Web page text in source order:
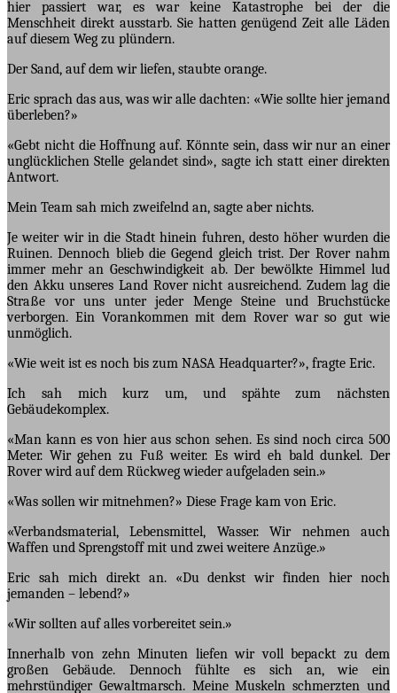
hier passiert war, es war keine Katastrophe bei der die
Menschheit direkt ausstarb. Sie hatten genügend Zeit alle Läden
auf diesem Weg zu plündern.
Der Sand, auf dem wir liefen, staubte orange.
Eric sprach das aus, was wir alle dachten: «Wie sollte hier jemand
überleben?»
«Gebt nicht die Hoffnung auf. Könnte sein, dass wir nur an einer
unglücklichen Stelle gelandet sind», sagte ich statt einer direkten
Antwort.
Mein Team sah mich zweifelnd an, sagte aber nichts.
Je weiter wir in die Stadt hinein fuhren, desto höher wurden die
Ruinen. Dennoch blieb die Gegend gleich trist. Der Rover nahm
immer mehr an Geschwindigkeit ab. Der bewölkte Himmel lud
den Akku unseres Land Rover nicht ausreichend. Zudem lag die
Straße vor uns unter jeder Menge Steine und Bruchstücke
verborgen. Ein Vorankommen mit dem Rover war so gut wie
unmöglich.
«Wie weit ist es noch bis zum NASA Headquarter?», fragte Eric.
Ich sah mich kurz um, und spähte zum nächsten
Gebäudekomplex.
«Man kann es von hier aus schon sehen. Es sind noch circa 500
Meter. Wir gehen zu Fuß weiter. Es wird eh bald dunkel. Der
Rover wird auf dem Rückweg wieder aufgeladen sein.»
«Was sollen wir mitnehmen?» Diese Frage kam von Eric.
«Verbandsmaterial, Lebensmittel, Wasser. Wir nehmen auch
Waffen und Sprengstoff mit und zwei weitere Anzüge.»
Eric sah mich direkt an. «Du denkst wir finden hier noch
jemanden – lebend?»
«Wir sollten auf alles vorbereitet sein.»
Innerhalb von zehn Minuten liefen wir voll bepackt zu dem
großen Gebäude. Dennoch fühlte es sich an, wie ein
mehrstündiger Gewaltmarsch. Meine Muskeln schmerzten und